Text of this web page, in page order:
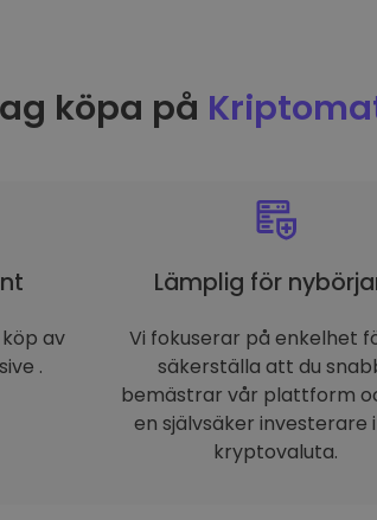
köpa på
av
.
Lämplig för
Vi fokuserar på enkelhet
säkerställa att du
bemästrar vår plattform
en självsäker investerare
kryptovaluta.